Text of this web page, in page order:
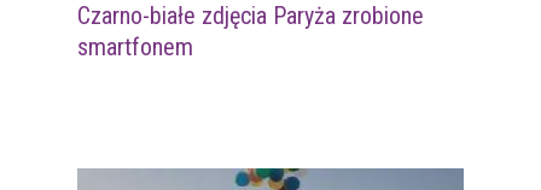
Czarno-białe zdjęcia Paryża zrobione
smartfonem